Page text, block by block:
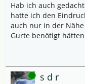
Hab ich auch
hatte ich den
auch nur in der
Gurte benötigt hätten
Online s d r